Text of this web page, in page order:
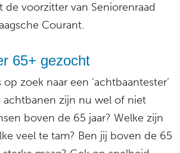
de voorzitter van Seniorenraad
Courant.
65+ gezocht
zoek naar een ‘achtbaantester’
achtbanen zijn nu wel of niet
boven de 65 jaar? Welke zijn
veel te tam? Ben jij boven de 65